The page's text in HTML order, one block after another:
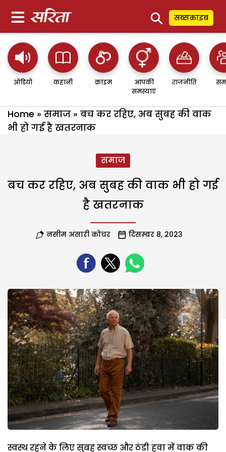
⚲ सब्सक्राइब
ऑडियो कहानी क्राइम
आपकी
समस्याएं
राजनीति
Home » समाज » बच कर रहिए, अब सुबह की वाक
भी हो गई है खतरनाक
समाज
बच कर रहिए, अब सुबह की वाक भी हो गई
है खतरनाक
नसीम अंसारी कोचर दिसम्बर 8, 2023
स्वस्थ रहने के लिए सुबह स्वच्छ और ठंडी हवा में वाक की